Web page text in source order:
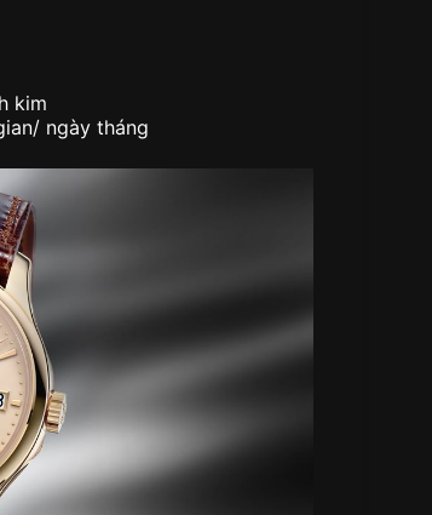
kim
ngày tháng